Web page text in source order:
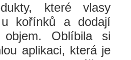
které vlasy
u kořínků a dodají
Oblíbila si
aplikaci, která je